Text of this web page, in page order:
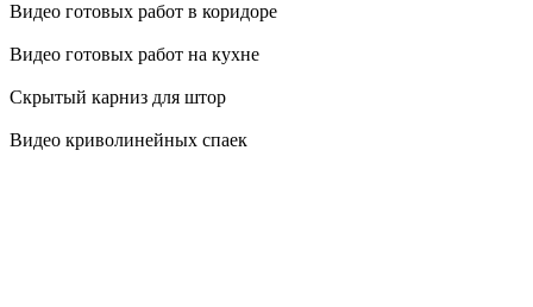
Видео готовых работ в коридоре
Видео готовых работ на кухне
Скрытый карниз для штор
Видео криволинейных спаек